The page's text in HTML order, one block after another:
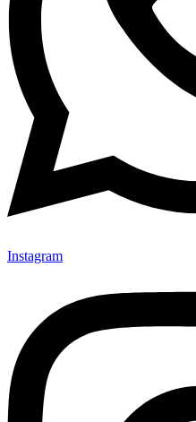
Instagram